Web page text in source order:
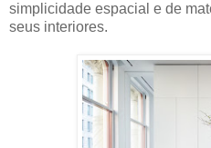
simplicidade espacial e de
seus interiores.